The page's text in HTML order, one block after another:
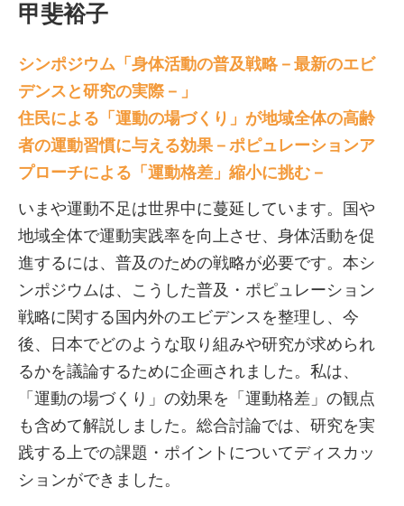
甲斐裕子
シンポジウム「身体活動の普及戦略－最新のエビ
デンスと研究の実際－」
住民による「運動の場づくり」が地域全体の高齢
者の運動習慣に与える効果－ポピュレーションア
プローチによる「運動格差」縮小に挑む－
いまや運動不足は世界中に蔓延しています。国や
地域全体で運動実践率を向上させ、身体活動を促
進するには、普及のための戦略が必要です。本シ
ンポジウムは、こうした普及・ポピュレーション
戦略に関する国内外のエビデンスを整理し、今
後、日本でどのような取り組みや研究が求められ
るかを議論するために企画されました。私は、
「運動の場づくり」の効果を「運動格差」の観点
も含めて解説しました。総合討論では、研究を実
践する上での課題・ポイントについてディスカッ
ションができました。